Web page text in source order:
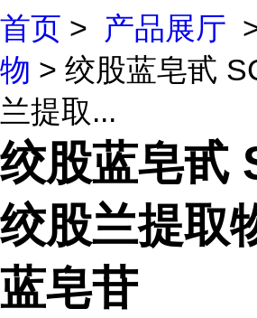
首页 > 产品展厅
物 > 绞股蓝皂甙
兰提取...
绞股蓝皂甙
绞股兰提取
蓝皂苷